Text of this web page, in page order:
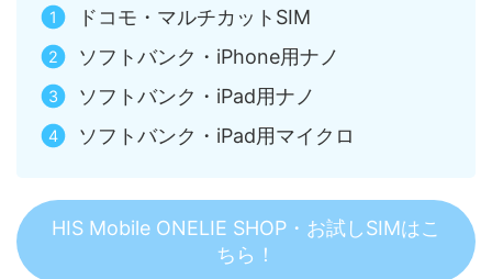
ドコモ・マルチカットSIM
ソフトバンク・iPhone用ナノ
ソフトバンク・iPad用ナノ
ソフトバンク・iPad用マイクロ
HIS Mobile ONELIE SHOP・お試しSIMはこ
ちら！